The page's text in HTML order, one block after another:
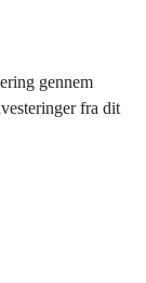
gennem
fra dit